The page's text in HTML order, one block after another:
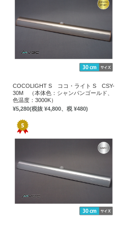
COCOLIGHT S ココ・ライト S CSY-
30M （本体色：シャンパンゴールド、
色温度：3000K）
¥5,280(税抜 ¥4,800、税 ¥480)